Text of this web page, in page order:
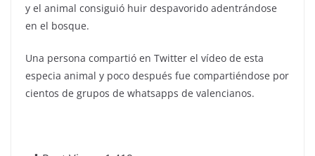
y el animal consiguió huir despavorido adentrándose
en el bosque.
Una persona compartió en Twitter el vídeo de esta
especia animal y poco después fue compartiéndose por
cientos de grupos de whatsapps de valencianos.